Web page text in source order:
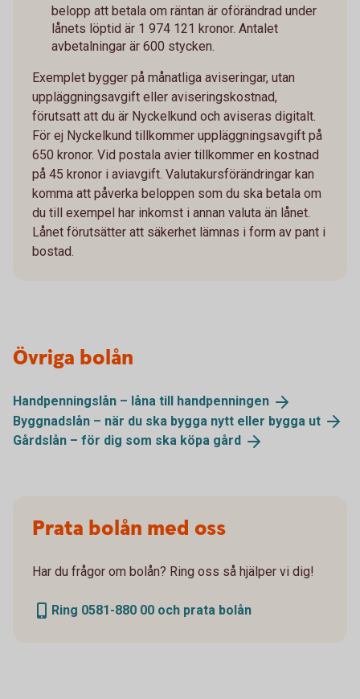
belopp att betala om räntan är oförändrad under
lånets löptid är 1 974 121 kronor. Antalet
avbetalningar är 600 stycken.
Exemplet bygger på månatliga aviseringar, utan
uppläggningsavgift eller aviseringskostnad,
förutsatt att du är Nyckelkund och aviseras digitalt.
För ej Nyckelkund tillkommer uppläggningsavgift på
650 kronor. Vid postala avier tillkommer en kostnad
på 45 kronor i aviavgift. Valutakursförändringar kan
komma att påverka beloppen som du ska betala om
du till exempel har inkomst i annan valuta än lånet.
Lånet förutsätter att säkerhet lämnas i form av pant i
bostad.
Övriga bolån
Handpenningslån – låna till handpenningen
Byggnadslån – när du ska bygga nytt eller bygga ut
Gårdslån – för dig som ska köpa gård
Prata bolån med oss
Har du frågor om bolån? Ring oss så hjälper vi dig!
Ring 0581-880 00 och prata bolån